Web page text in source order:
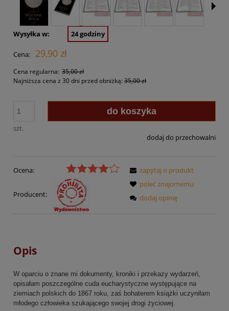
Wysyłka w: 24 godziny
Cena: 29,90 zł
Cena regularna: 35,00 zł
Najniższa cena z 30 dni przed obniżką: 35,00 zł
szt.
do koszyka
dodaj do przechowalni
Ocena:
Producent:
zapytaj o produkt
poleć znajomemu
dodaj opinię
Opis
W oparciu o znane mi dokumenty, kroniki i przekazy wydarzeń,
opisałam poszczególne cuda eucharystyczne występujące na
ziemiach polskich do 1867 roku, zaś bohaterem książki uczyniłam
młodego człowieka szukającego swojej drogi życiowej.